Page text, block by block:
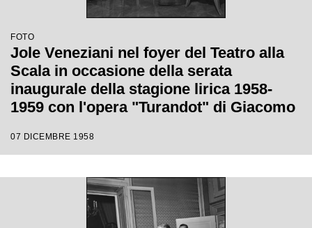
FOTO
Jole Veneziani nel foyer del Teatro alla
Scala in occasione della serata
inaugurale della stagione lirica 1958-
1959 con l'opera "Turandot" di Giacomo
regia di Margherita Walmann
07 DICEMBRE 1958